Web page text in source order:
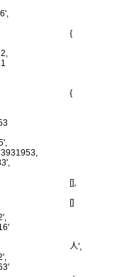
{
{
[],
[]
人',